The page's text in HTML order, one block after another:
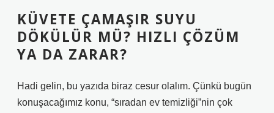
KÜVETE ÇAMAŞIR SUYU
DÖKÜLÜR MÜ? HIZLI ÇÖZÜM
YA DA ZARAR?
Hadi gelin, bu yazıda biraz cesur olalım. Çünkü bugün
konuşacağımız konu, “sıradan ev temizliği”nin çok